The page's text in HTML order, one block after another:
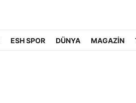
ESH SPOR DÜNYA MAGAZİN